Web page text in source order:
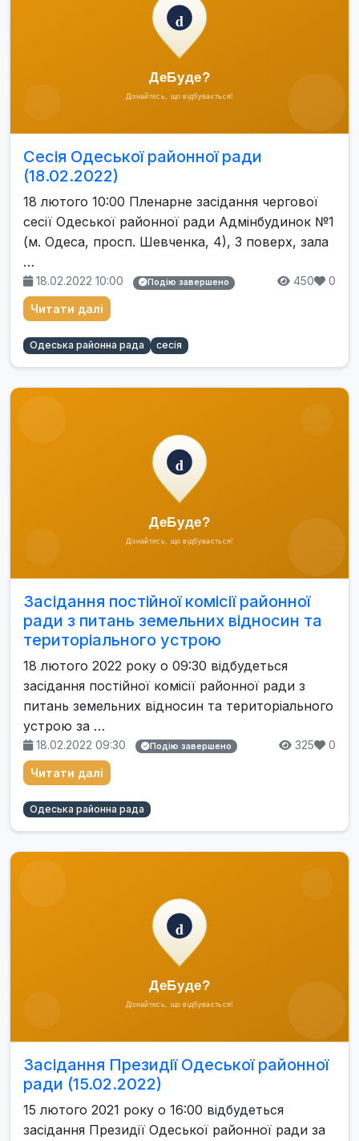
Сесія Одеської районної ради
(18.02.2022)
18 лютого 10:00 Пленарне засідання чергової
сесії Одеської районної ради Адмінбудинок №1
(м. Одеса, просп. Шевченка, 4), 3 поверх, зала
…
18.02.2022 10:00 Подію завершено 450 0
Читати далі
Одеська районна рада сесія
Засідання постійної комісії районної
ради з питань земельних відносин та
територіального устрою
18 лютого 2022 року о 09:30 відбудеться
засідання постійної комісії районної ради з
питань земельних відносин та територіального
устрою за …
18.02.2022 09:30 Подію завершено 325 0
Читати далі
Одеська районна рада
Засідання Президії Одеської районної
ради (15.02.2022)
15 лютого 2021 року о 16:00 відбудеться
засідання Президії Одеської районної ради за